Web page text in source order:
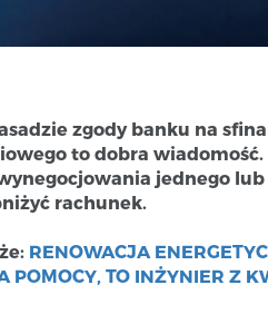
zgody banku na
to dobra
jednego
rachunek.
RENOWACJA
POMOCY, TO INŻYNIER Z